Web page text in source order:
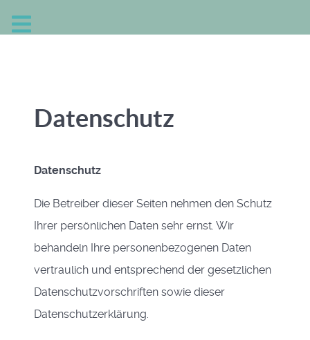
Datenschutz
Datenschutz
Die Betreiber dieser Seiten nehmen den Schutz
Ihrer persönlichen Daten sehr ernst. Wir
behandeln Ihre personenbezogenen Daten
vertraulich und entsprechend der gesetzlichen
Datenschutzvorschriften sowie dieser
Datenschutzerklärung.